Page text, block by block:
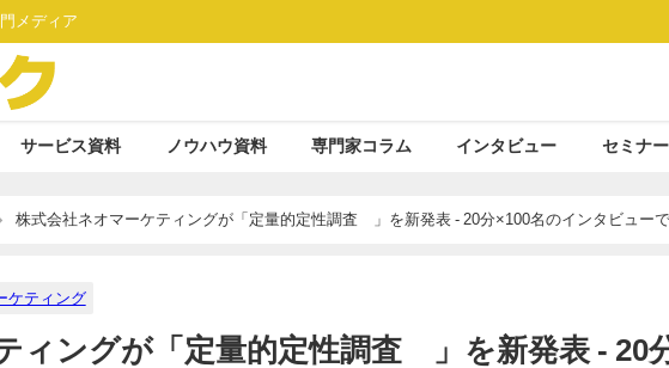
メディア
サービス資料 ノウハウ資料 専門家コラム インタビュー セミナ
株式会社ネオマーケティングが「定量的定性調査™」を新発表 - 20分×100名のインタビュー
ケティング
ィングが「定量的定性調査™」を新発表 - 20